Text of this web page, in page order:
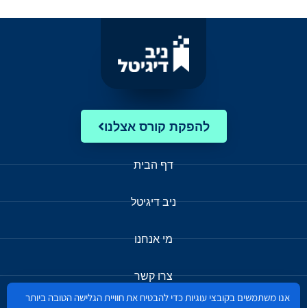
להפקת קורס אצלנו
דף הבית
ניב דיגיטל
מי אנחנו
צרו קשר
אנו משתמשים בקובצי עוגיות כדי להבטיח את חוויית הגלישה הטובה ביותר